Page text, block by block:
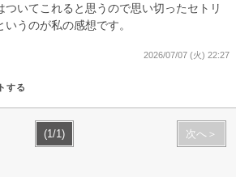
ついてこれると思うので思い切ったセトリ
うのが私の感想です。
2026/07/07 (火) 22:27
する
(1/1) 次へ＞